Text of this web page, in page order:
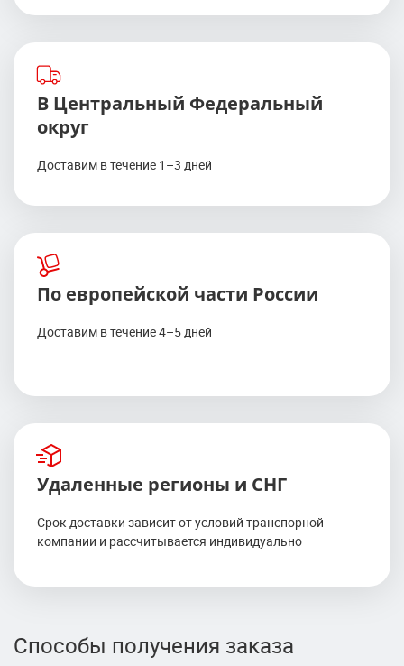
В Центральный Федеральный
округ
Доставим в течение 1–3 дней
По европейской части России
Доставим в течение 4–5 дней
Удаленные регионы и СНГ
Срок доставки зависит от условий транспорной
компании и рассчитывается индивидуально
Способы получения заказа